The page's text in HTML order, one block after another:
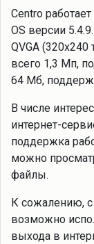
Centro
OS версии
QVGA
всего 1,3 Мп,
64 Мб,
В числе
интернет-
поддержка
можно
файлы.
К сожалению, с
возможно
выхода в